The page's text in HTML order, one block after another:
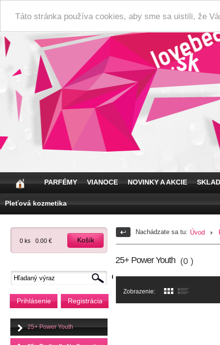
Táto stránka používa cookies, aby sme sa uistili, že
PARFÉMY VIANOCE NOVINKY A AKCIE
Pleťová kozmetika
0 ks 0.00 € Košík
Prihlásenie Registrácia
25+ Power Youth
Nachádzate sa tu: Úvod
25+ Power Youth (0 )
Zobrazenie: